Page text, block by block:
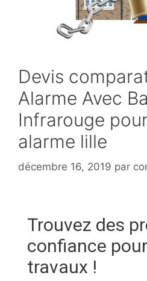
Devis
Alarme Avec
Infrarouge
alarme lille
décembre 16, 2019 par
Trouvez des
confiance
travaux !